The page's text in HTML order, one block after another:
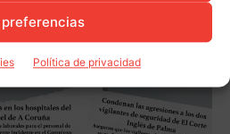
Política de privacidad